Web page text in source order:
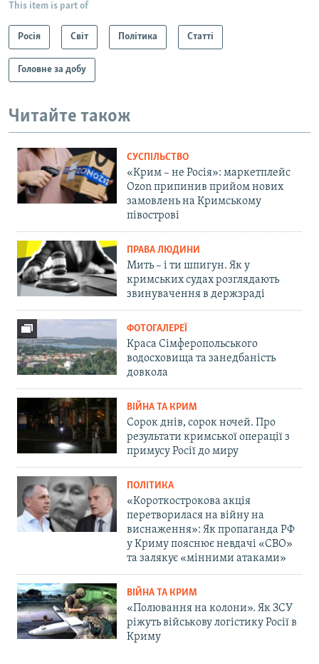
This item is part of
Росія Світ Політика Статті
Головне за добу
Читайте також
СУСПІЛЬСТВО
«Крим – не Росія»: маркетплейс
Ozon припинив прийом нових
замовлень на Кримському
півострові
ПРАВА ЛЮДИНИ
Мить – і ти шпигун. Як у
кримських судах розглядають
звинувачення в держзраді
ФОТОГАЛЕРЕЇ
Краса Сімферопольського
водосховища та занедбаність
довкола
ВІЙНА ТА КРИМ
Сорок днів, сорок ночей. Про
результати кримської операції з
примусу Росії до миру
ПОЛІТИКА
«Короткострокова акція
перетворилася на війну на
виснаження»: Як пропаганда РФ
у Криму пояснює невдачі «СВО»
та залякує «мінними атаками»
ВІЙНА ТА КРИМ
«Полювання на колони». Як ЗСУ
ріжуть військову логістику Росії в
Криму